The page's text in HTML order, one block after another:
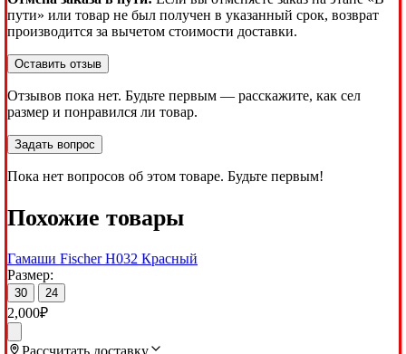
пути» или товар не был получен в указанный срок, возврат
производится за вычетом стоимости доставки.
Оставить отзыв
Отзывов пока нет. Будьте первым — расскажите, как сел
размер и понравился ли товар.
Задать вопрос
Пока нет вопросов об этом товаре. Будьте первым!
Похожие товары
Гамаши Fischer H032 Красный
Размер:
30 24
2,000₽